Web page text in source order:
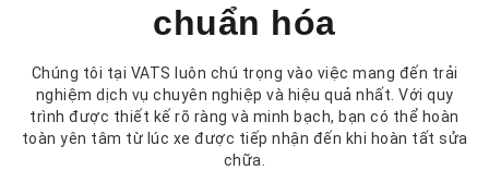
chuẩn hóa
Chúng tôi tại VATS luôn chú trọng vào việc mang đến trải
nghiệm dịch vụ chuyên nghiệp và hiệu quả nhất. Với quy
trình được thiết kế rõ ràng và minh bạch, bạn có thể hoàn
toàn yên tâm từ lúc xe được tiếp nhận đến khi hoàn tất sửa
chữa.